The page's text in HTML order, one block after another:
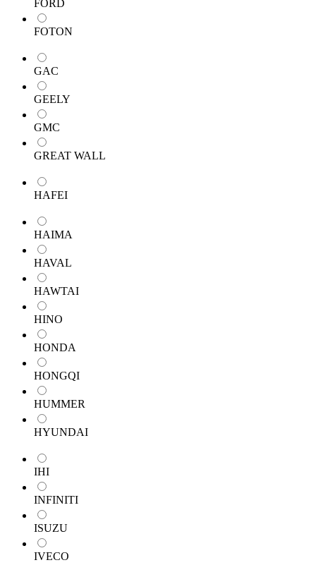
FORD
FOTON
GAC
GEELY
GMC
GREAT WALL
HAFEI
HAIMA
HAVAL
HAWTAI
HINO
HONDA
HONGQI
HUMMER
HYUNDAI
IHI
INFINITI
ISUZU
IVECO